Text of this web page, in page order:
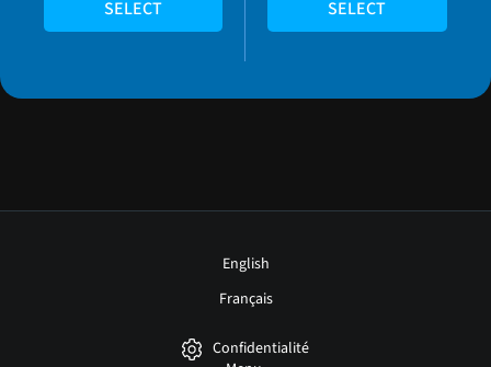
SELECT SELECT
English
Français
Confidentialité